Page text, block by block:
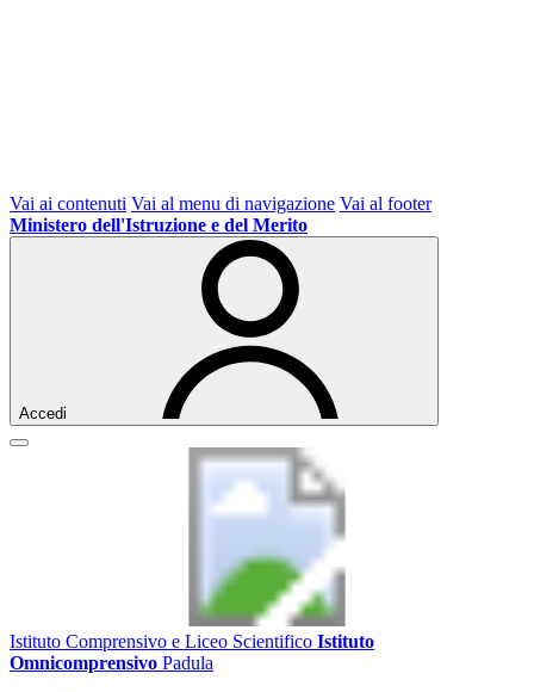
Vai ai contenuti Vai al menu di navigazione Vai al footer
Ministero dell'Istruzione e del Merito
Accedi
Istituto Comprensivo e Liceo Scientifico Istituto
Omnicomprensivo Padula